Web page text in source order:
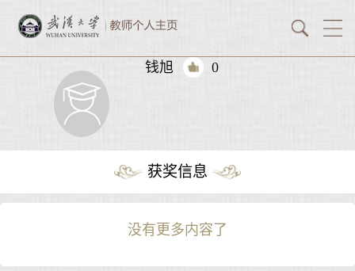
钱旭 0
获奖信息
没有更多内容了